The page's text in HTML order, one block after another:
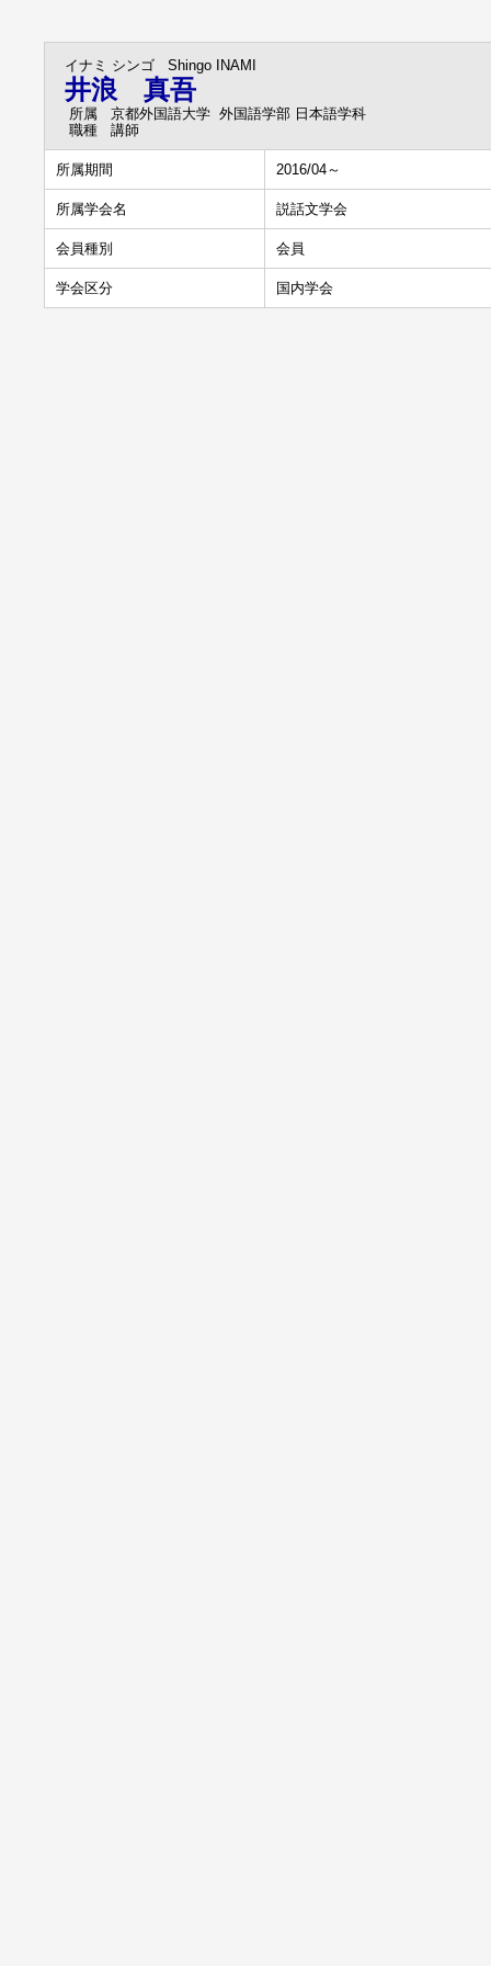
イナミ シンゴ Shingo INAMI
井浪 真吾
所属
京都外国語大学 外国語学部 日本語学科
職種
講師
所属期間 2016/04～
所属学会名 説話文学会
会員種別 会員
学会区分 国内学会